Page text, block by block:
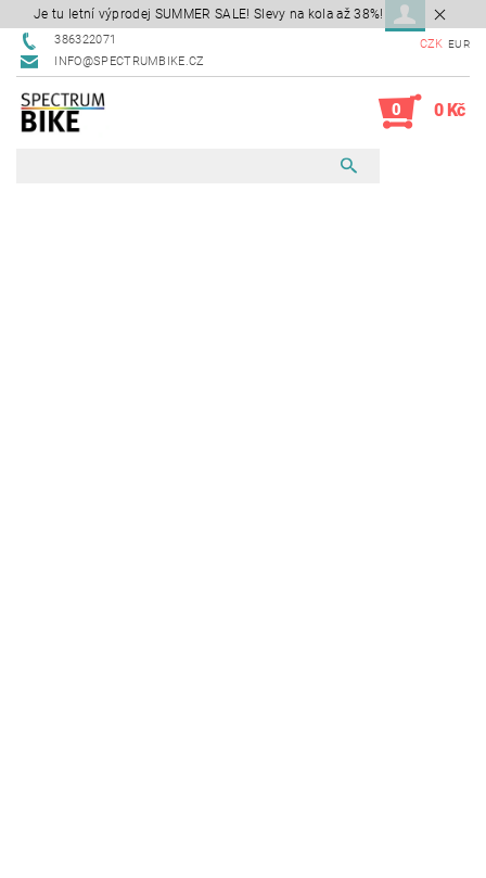
Je tu letní výprodej SUMMER SALE! Slevy na kola až 38%!
386322071
INFO@SPECTRUMBIKE.CZ
CZK EUR
0 0 Kč